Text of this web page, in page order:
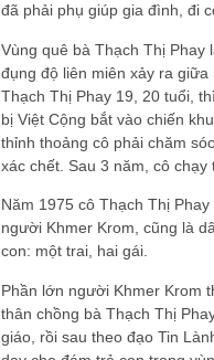
đã phải phụ giúp gia đình, đi
Vùng quê bà Thạch Thị Phay
đụng độ liên miên xảy ra
Thạch Thị Phay 19, 20 tuổi,
bị Việt Cộng bắt vào chiến
thỉnh thoảng cô phải chăm
xác chết. Sau 3 năm, cô
Năm 1975 cô Thạch Thị
người Khmer Krom, cũng là
con: một trai, hai gái.
Phần lớn người Khmer Krom
thân chồng bà Thạch Thị
giáo, rồi sau theo đạo Tin